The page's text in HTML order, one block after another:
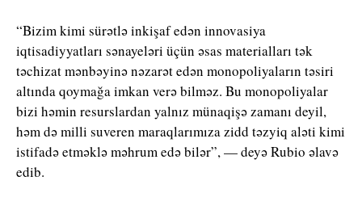
“Bizim kimi sürətlə inkişaf edən innovasiya
iqtisadiyyatları sənayeləri üçün əsas materialları tək
təchizat mənbəyinə nəzarət edən monopoliyaların təsiri
altında qoymağa imkan verə bilməz. Bu monopoliyalar
bizi həmin resurslardan yalnız münaqişə zamanı deyil,
həm də milli suveren maraqlarımıza zidd təzyiq aləti kimi
istifadə etməklə məhrum edə bilər”, — deyə Rubio əlavə
edib.